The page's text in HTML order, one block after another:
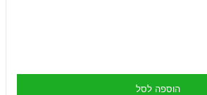
הוספה לסל